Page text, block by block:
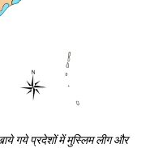
गये प्रदेशों में मुस्लिम लीग और